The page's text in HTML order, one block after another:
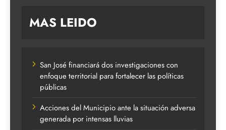
MAS LEIDO
San José financiará dos investigaciones con
enfoque territorial para fortalecer las políticas
públicas
Acciones del Municipio ante la situación adversa
generada por intensas lluvias